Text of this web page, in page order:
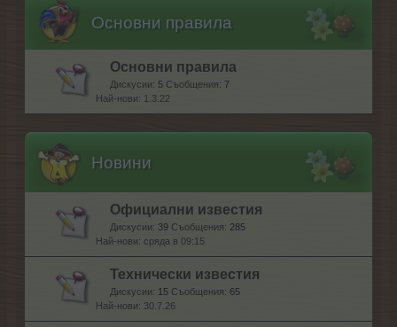
Основни правила
Основни правила
Дискусии: 5 Съобщения: 7
1.3.22
Новини
Официални известия
Дискусии: 39 Съобщения: 285
сряда в 09:15
Технически известия
Дискусии: 15 Съобщения: 65
30.7.26